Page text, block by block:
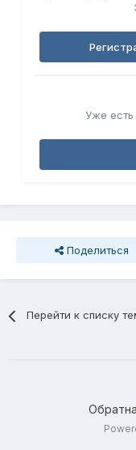
Уже есть
Поделиться
Перейти к списку